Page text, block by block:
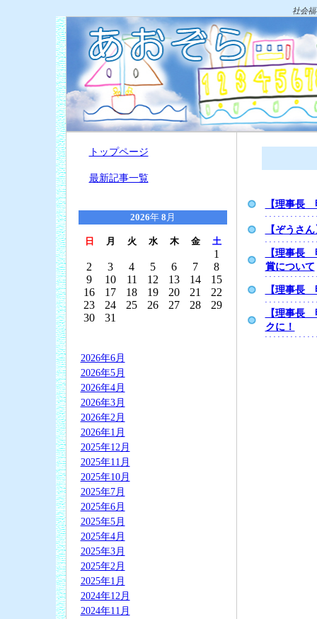
社会
トップページ
最新記事一覧
2026年 8 月
日 月 火 水 木 金 土
1
2
3 4 5 6 7
8
9
10 11 12 13 14
15
16
17 18 19 20 21
22
23
24 25 26 27 28
29
30
31
2026年6月
2026年5月
2026年4月
2026年3月
2026年2月
2026年1月
2025年12月
2025年11月
2025年10月
2025年7月
2025年6月
2025年5月
2025年4月
2025年3月
2025年2月
2025年1月
2024年12月
2024年11月
【理事長
【ぞうさ
【理事長
賞について
【理事長
【理事長
クに！